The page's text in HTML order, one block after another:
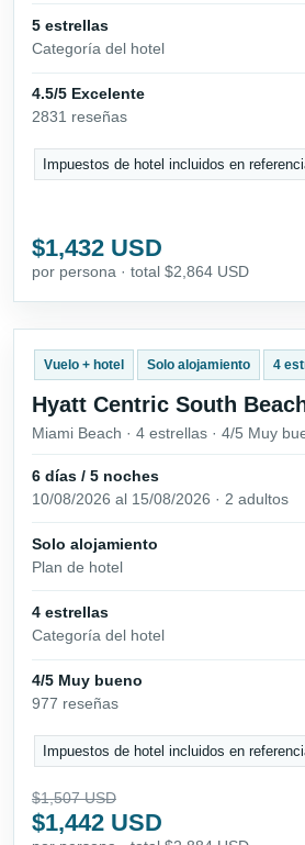
5 estrellas
Categoría del hotel
4.5/5 Excelente
2831 reseñas
Impuestos de hotel incluidos en
$1,432 USD
por persona · total $2,864 USD
Vuelo + hotel Solo alojamiento 4
Hyatt Centric South
Miami Beach · 4 estrellas · 4/5 Muy
6 días / 5 noches
10/08/2026 al 15/08/2026 · 2 adultos
Solo alojamiento
Plan de hotel
4 estrellas
Categoría del hotel
4/5 Muy bueno
977 reseñas
Impuestos de hotel incluidos en
$1,507 USD
$1,442 USD